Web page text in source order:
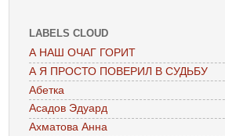
LABELS CLOUD
А НАШ ОЧАГ ГОРИТ
А Я ПРОСТО ПОВЕРИЛ В СУДЬБУ
Абетка
Асадов Эдуард
Ахматова Анна